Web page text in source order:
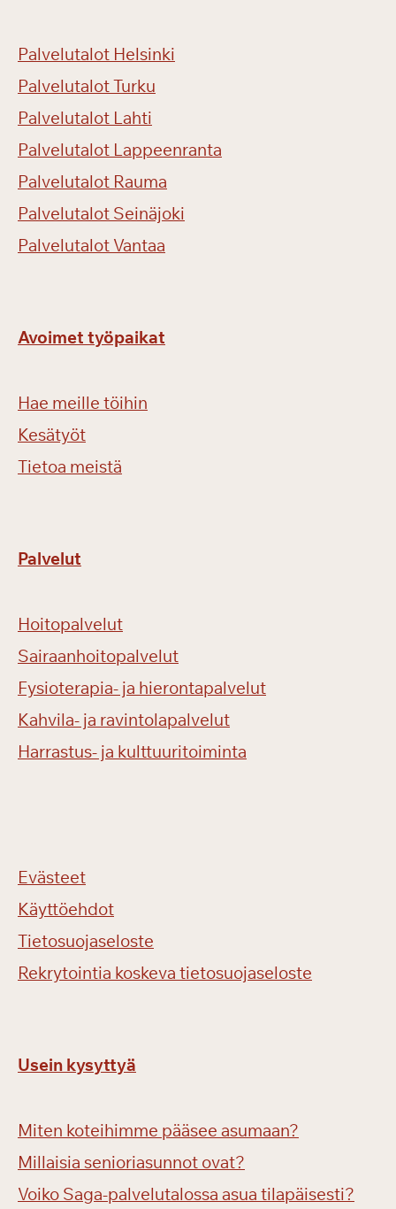
Palvelutalot Helsinki
Palvelutalot Turku
Palvelutalot Lahti
Palvelutalot Lappeenranta
Palvelutalot Rauma
Palvelutalot Seinäjoki
Palvelutalot Vantaa
Avoimet työpaikat
Hae meille töihin
Kesätyöt
Tietoa meistä
Palvelut
Hoitopalvelut
Sairaanhoitopalvelut
Fysioterapia- ja hierontapalvelut
Kahvila- ja ravintolapalvelut
Harrastus- ja kulttuuritoiminta
Evästeet
Käyttöehdot
Tietosuojaseloste
Rekrytointia koskeva tietosuojaseloste
Usein kysyttyä
Miten koteihimme pääsee asumaan?
Millaisia senioriasunnot ovat?
Voiko Saga-palvelutalossa asua tilapäisesti?